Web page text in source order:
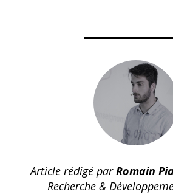
Article rédigé parRomain
Recherche &